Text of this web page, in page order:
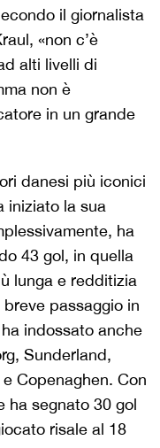
il giornalista
«non c’è
alti livelli di
non è
in un grande
danesi più iconici
iniziato la sua
ha
43 gol, in quella
lunga e redditizia
passaggio in
indossato anche
Sunderland,
Copenaghen. Con
ha segnato 30 gol
risale al 18